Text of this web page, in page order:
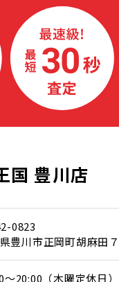
国 豊川店
0823
豊川市正岡町胡麻田
～20:00（木曜定休日）